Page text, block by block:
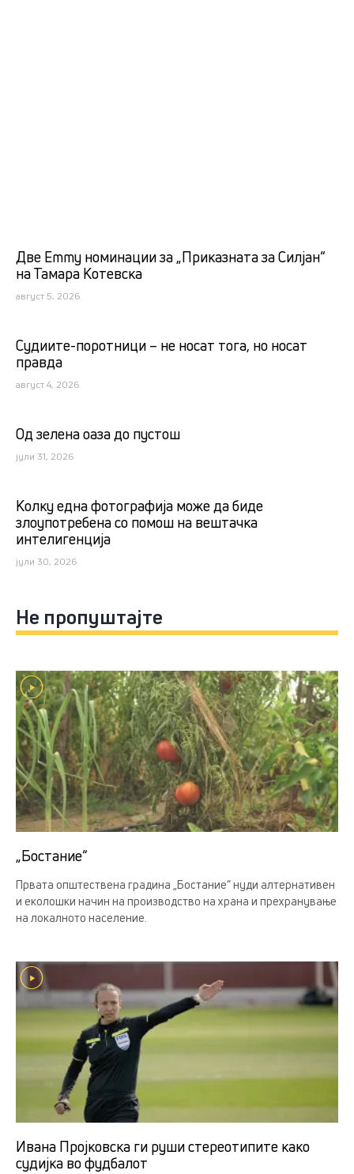
Две Emmy номинации за „Приказната за Силјан“
на Тамара Котевска
август 5, 2026
Судиите-поротници – не носат тога, но носат
правда
август 4, 2026
Од зелена оаза до пустош
јули 31, 2026
Kолку една фотографија може да биде
злоупотребена со помош на вештачка
интелигенција
јули 30, 2026
Не пропуштајте
„Бостание“
Првата општествена градина „Бостание“ нуди алтернативен
и еколошки начин на производство на храна и прехранување
на локалното население.
Ивана Пројковска ги руши стереотипите како
судијка во фудбалот